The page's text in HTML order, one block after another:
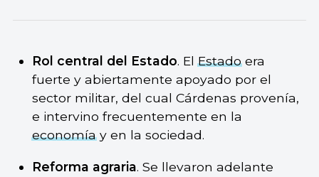
Rol central del Estado. ElEstadoera
fuerte y abiertamente apoyado por el
sector militar, del cual Cárdenas provenía,
e intervino frecuentemente en la
economíay en la sociedad.
Reforma agraria. Se llevaron adelante